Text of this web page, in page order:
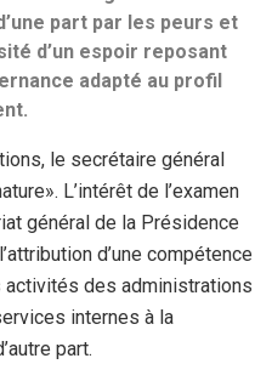
part par les peurs et
d’un espoir reposant
adapté au profil
le secrétaire général
L’intérêt de l’examen
général de la Présidence
d’une compétence
des administrations
internes à la
part.